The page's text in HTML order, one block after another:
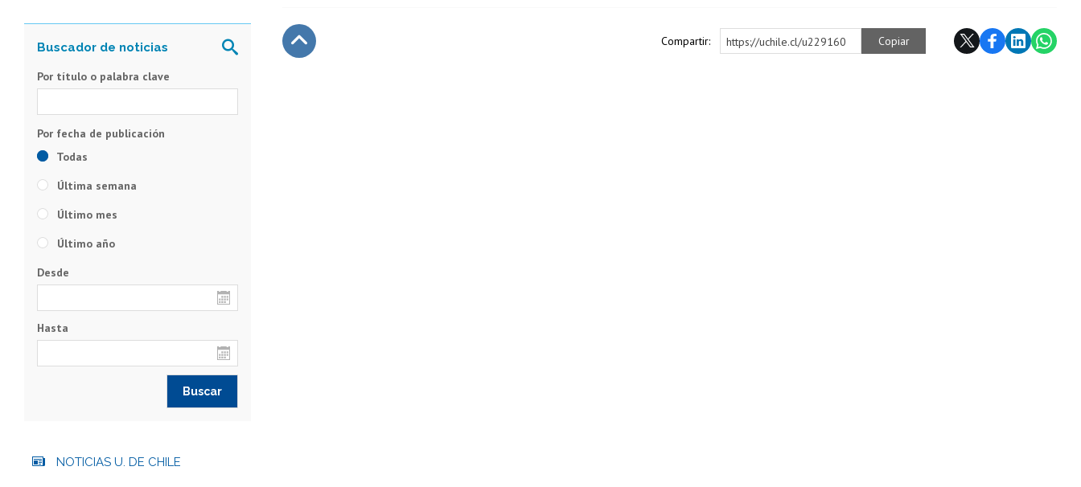
Compartir: https://uchile.cl/u229160 Copiar
Por título o palabra clave
Todas
Última semana
Último mes
Último año
Desde
Hasta
NOTICIAS U. DE CHILE